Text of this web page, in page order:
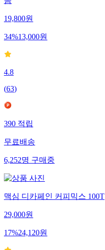
음
19,800원
34%13,000원
4.8
(63)
390적립
무료배송
6,252명구매중
맥심 디카페인 커피믹스 100T
29,000원
17%24,120원